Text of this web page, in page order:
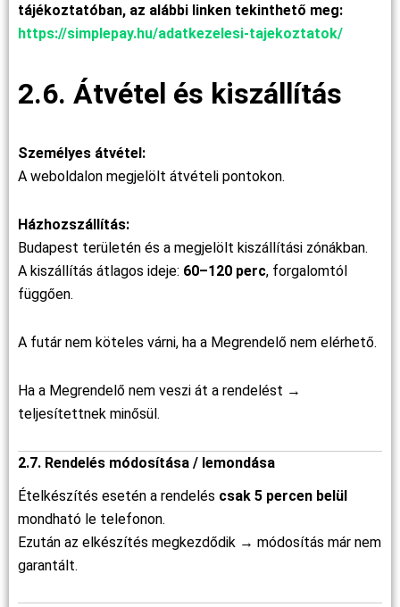
tájékoztatóban, az alábbi linken tekinthető meg:
https://simplepay.hu/adatkezelesi-tajekoztatok/
2.6. Átvétel és kiszállítás
Személyes átvétel:
A weboldalon megjelölt átvételi pontokon.
Házhozszállítás:
Budapest területén és a megjelölt kiszállítási zónákban.
A kiszállítás átlagos ideje: 60–120 perc, forgalomtól
függően.
A futár nem köteles várni, ha a Megrendelő nem elérhető.
Ha a Megrendelő nem veszi át a rendelést →
teljesítettnek minősül.
2.7. Rendelés módosítása / lemondása
Ételkészítés esetén a rendelés csak 5 percen belül
mondható le telefonon.
Ezután az elkészítés megkezdődik → módosítás már nem
garantált.